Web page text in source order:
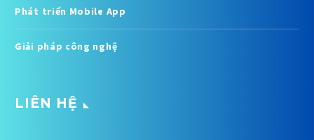
Phát triển Mobile App
Giải pháp công nghệ
LIÊN HỆ